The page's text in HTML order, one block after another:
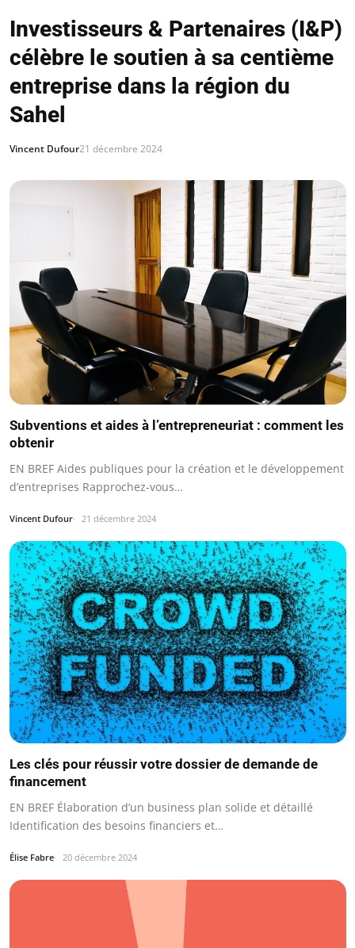
Investisseurs & Partenaires (I&P)
célèbre le soutien à sa centième
entreprise dans la région du
Sahel
Vincent Dufour21 décembre 2024
Subventions et aides à l’entrepreneuriat : comment les
obtenir
EN BREF Aides publiques pour la création et le développement
d’entreprises Rapprochez-vous…
Vincent Dufour 21 décembre 2024
Les clés pour réussir votre dossier de demande de
financement
EN BREF Élaboration d’un business plan solide et détaillé
Identification des besoins financiers et…
Élise Fabre 20 décembre 2024